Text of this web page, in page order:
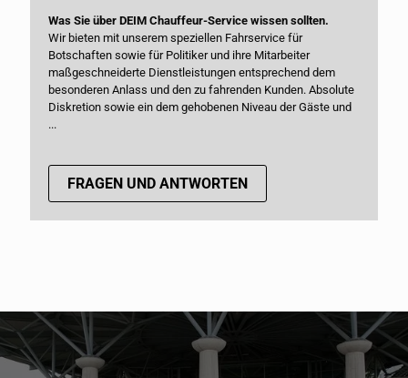
Was Sie über DEIM Chauffeur-Service wissen sollten.
Wir bieten mit unserem speziellen Fahrservice für
Botschaften sowie für Politiker und ihre Mitarbeiter
maßgeschneiderte Dienstleistungen entsprechend dem
besonderen Anlass und den zu fahrenden Kunden. Absolute
Diskretion sowie ein dem gehobenen Niveau der Gäste und
...
FRAGEN UND ANTWORTEN